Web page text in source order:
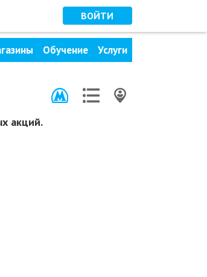
ВОЙТИ
Обучение Услуги
акций.